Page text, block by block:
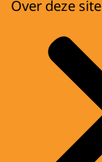
Over deze site